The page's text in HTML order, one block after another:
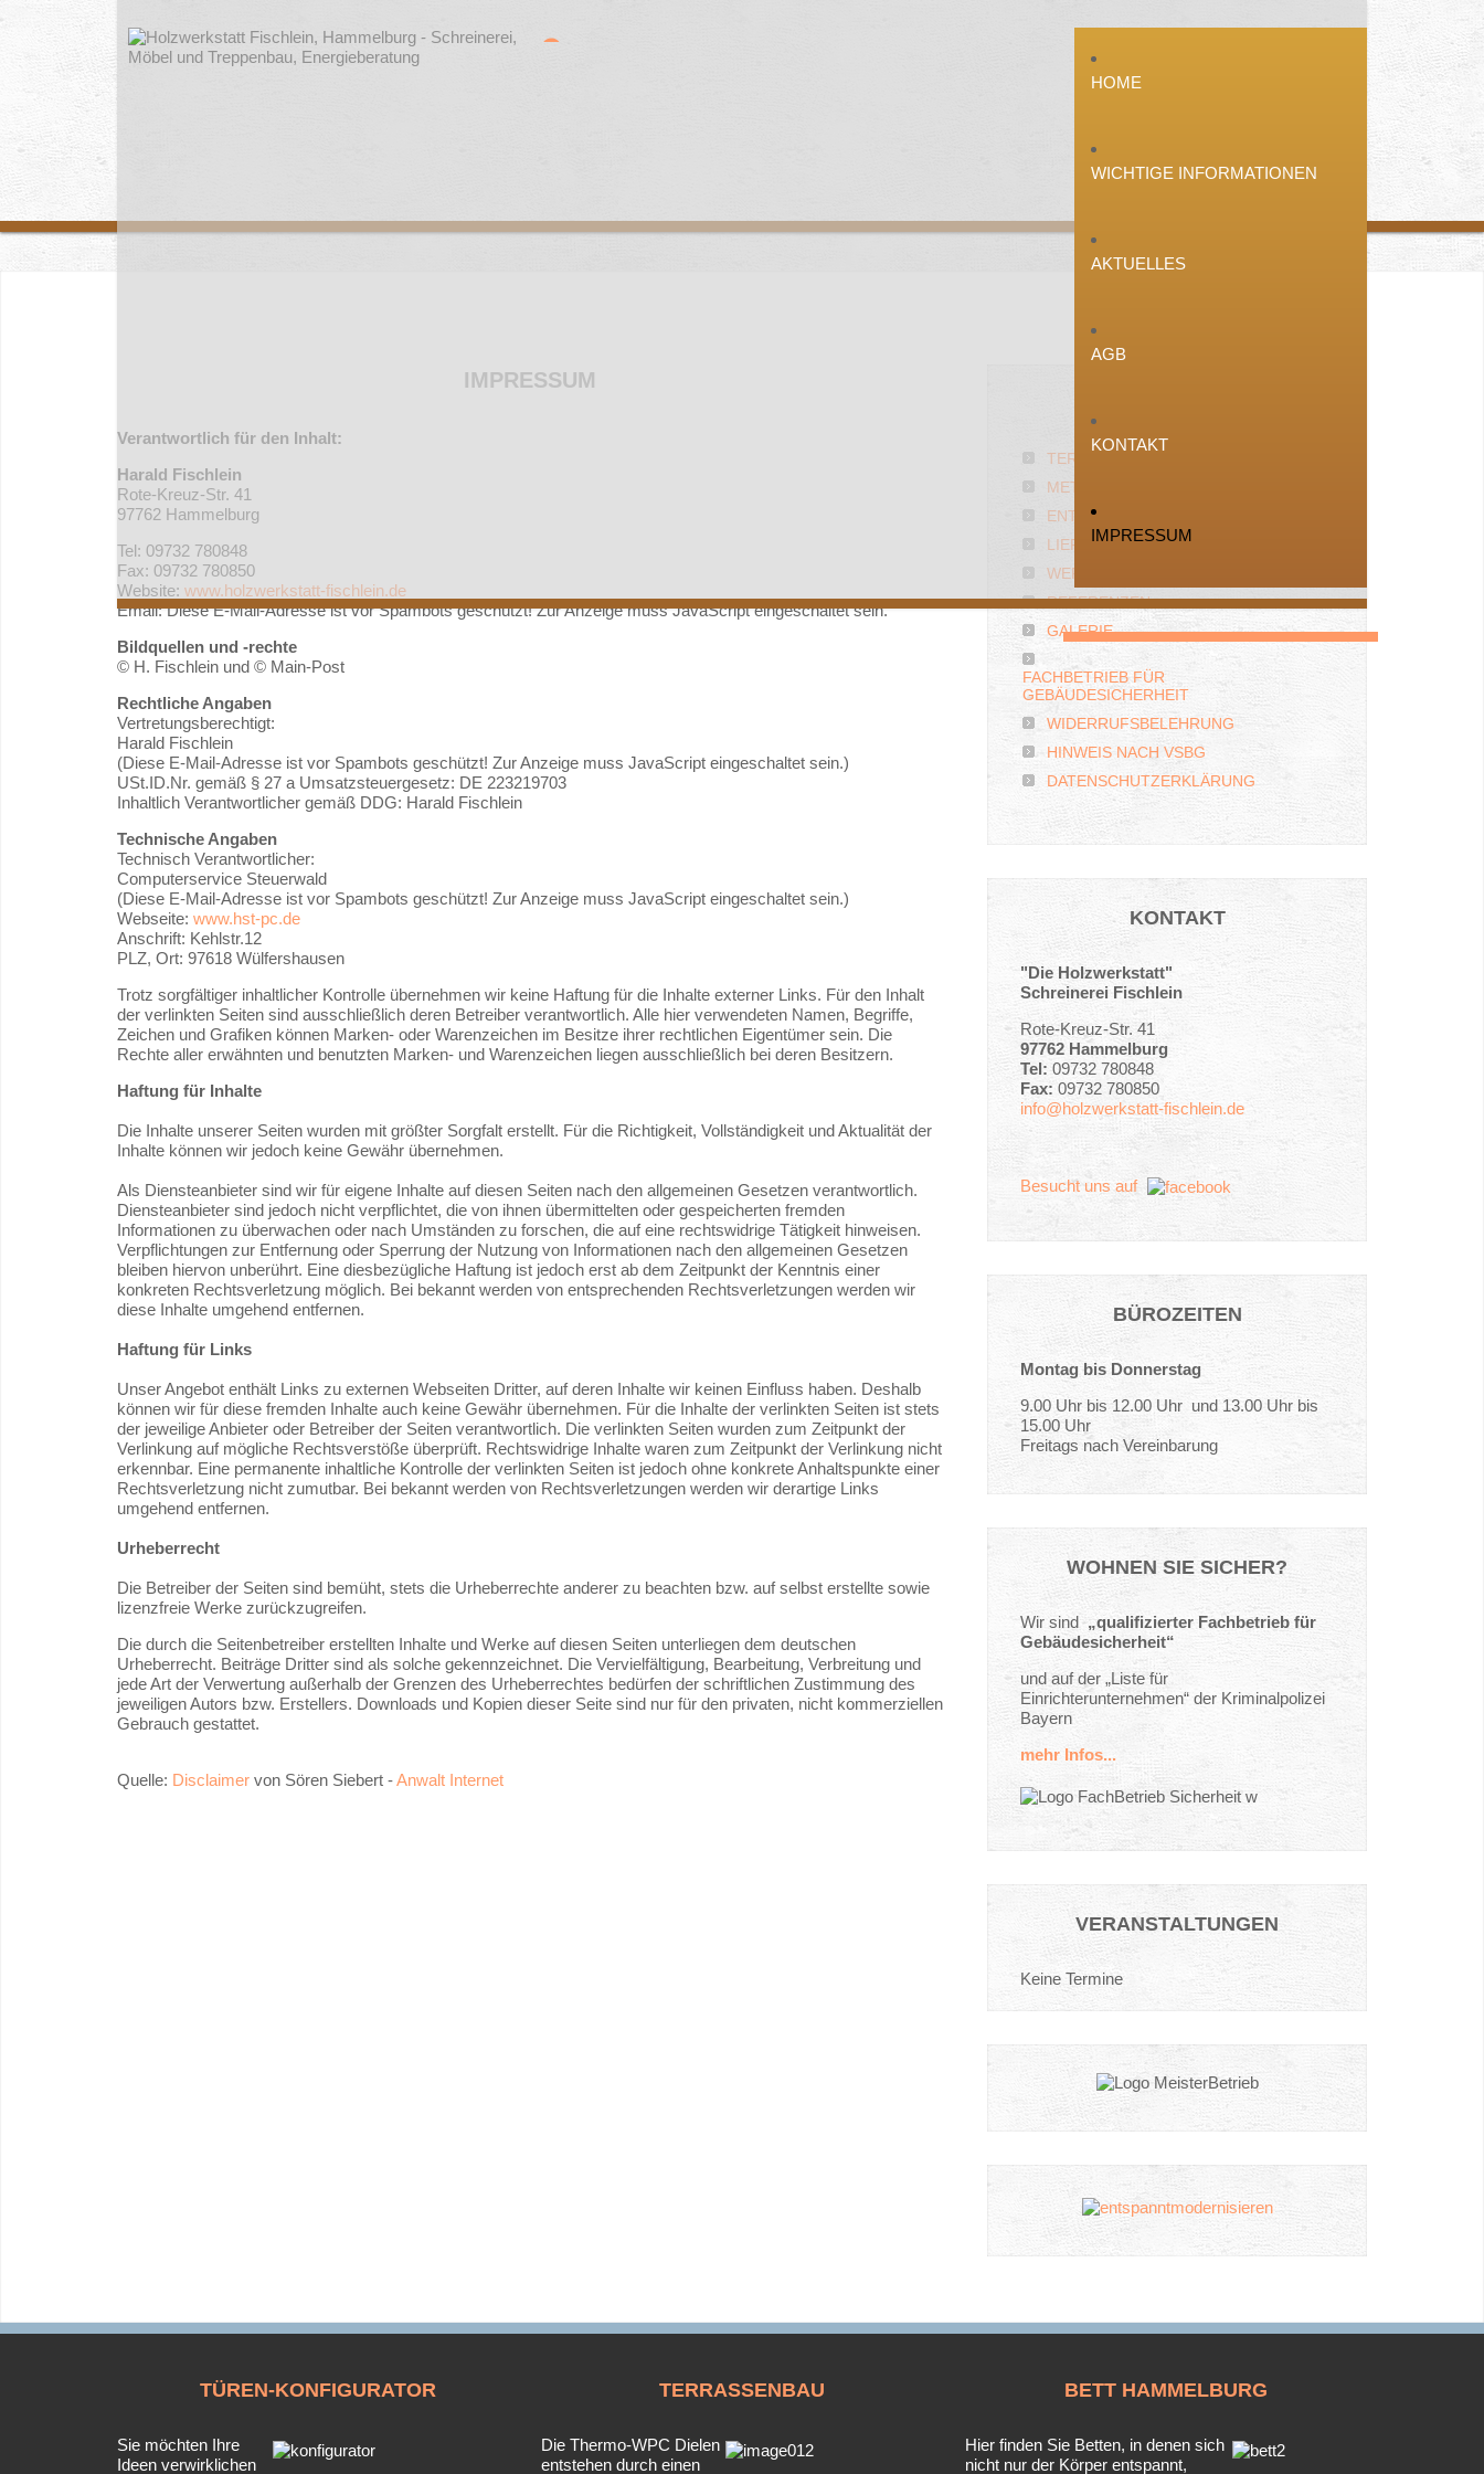
HOME
WICHTIGE INFORMATIONEN
AKTUELLES
AGB
KONTAKT
IMPRESSUM
IMPRESSUM
Verantwortlich für den Inhalt:
Harald Fischlein
Rote-Kreuz-Str. 41
97762 Hammelburg
Tel: 09732 780848
Fax: 09732 780850
Website: www.holzwerkstatt-fischlein.de
Email:Diese E-Mail-Adresse ist vor Spambots geschützt! Zur Anzeige muss JavaScript eingeschaltet sein.
Bildquellen und -rechte
© H. Fischlein und © Main-Post
Rechtliche Angaben
Vertretungsberechtigt:
Harald Fischlein
(Diese E-Mail-Adresse ist vor Spambots geschützt! Zur Anzeige muss JavaScript eingeschaltet sein.)
USt.ID.Nr. gemäß § 27 a Umsatzsteuergesetz: DE 223219703
Inhaltlich Verantwortlicher gemäß DDG: Harald Fischlein
Technische Angaben
Technisch Verantwortlicher:
Computerservice Steuerwald
(Diese E-Mail-Adresse ist vor Spambots geschützt! Zur Anzeige muss JavaScript eingeschaltet sein.)
Webseite: www.hst-pc.de
Anschrift: Kehlstr.12
PLZ, Ort: 97618 Wülfershausen
Trotz sorgfältiger inhaltlicher Kontrolle übernehmen wir keine Haftung für die Inhalte externer Links. Für den Inhalt
der verlinkten Seiten sind ausschließlich deren Betreiber verantwortlich. Alle hier verwendeten Namen, Begriffe,
Zeichen und Grafiken können Marken- oder Warenzeichen im Besitze ihrer rechtlichen Eigentümer sein. Die
Rechte aller erwähnten und benutzten Marken- und Warenzeichen liegen ausschließlich bei deren Besitzern.
Haftung für Inhalte
Die Inhalte unserer Seiten wurden mit größter Sorgfalt erstellt. Für die Richtigkeit, Vollständigkeit und Aktualität der
Inhalte können wir jedoch keine Gewähr übernehmen.
Als Diensteanbieter sind wir für eigene Inhalte auf diesen Seiten nach den allgemeinen Gesetzen verantwortlich.
Diensteanbieter sind jedoch nicht verpflichtet, die von ihnen übermittelten oder gespeicherten fremden
Informationen zu überwachen oder nach Umständen zu forschen, die auf eine rechtswidrige Tätigkeit hinweisen.
Verpflichtungen zur Entfernung oder Sperrung der Nutzung von Informationen nach den allgemeinen Gesetzen
bleiben hiervon unberührt. Eine diesbezügliche Haftung ist jedoch erst ab dem Zeitpunkt der Kenntnis einer
konkreten Rechtsverletzung möglich. Bei bekannt werden von entsprechenden Rechtsverletzungen werden wir
diese Inhalte umgehend entfernen.
Haftung für Links
Unser Angebot enthält Links zu externen Webseiten Dritter, auf deren Inhalte wir keinen Einfluss haben. Deshalb
können wir für diese fremden Inhalte auch keine Gewähr übernehmen. Für die Inhalte der verlinkten Seiten ist stets
der jeweilige Anbieter oder Betreiber der Seiten verantwortlich. Die verlinkten Seiten wurden zum Zeitpunkt der
Verlinkung auf mögliche Rechtsverstöße überprüft. Rechtswidrige Inhalte waren zum Zeitpunkt der Verlinkung nicht
erkennbar. Eine permanente inhaltliche Kontrolle der verlinkten Seiten ist jedoch ohne konkrete Anhaltspunkte einer
Rechtsverletzung nicht zumutbar. Bei bekannt werden von Rechtsverletzungen werden wir derartige Links
umgehend entfernen.
Urheberrecht
Die Betreiber der Seiten sind bemüht, stets die Urheberrechte anderer zu beachten bzw. auf selbst erstellte sowie
lizenzfreie Werke zurückzugreifen.
Die durch die Seitenbetreiber erstellten Inhalte und Werke auf diesen Seiten unterliegen dem deutschen
Urheberrecht. Beiträge Dritter sind als solche gekennzeichnet. Die Vervielfältigung, Bearbeitung, Verbreitung und
jede Art der Verwertung außerhalb der Grenzen des Urheberrechtes bedürfen der schriftlichen Zustimmung des
jeweiligen Autors bzw. Erstellers. Downloads und Kopien dieser Seite sind nur für den privaten, nicht kommerziellen
Gebrauch gestattet.
Quelle: Disclaimer von Sören Siebert -Anwalt Internet
TERRASSENBAU
METALLFREIE BETTEN
ENTSPANNT MODERNISIEREN
LIEFERANTEN
WERKSTOFFE
REFERENZEN
GALERIE
FACHBETRIEB FÜR
GEBÄUDESICHERHEIT
WIDERRUFSBELEHRUNG
HINWEIS NACH VSBG
DATENSCHUTZERKLÄRUNG
KONTAKT
"Die Holzwerkstatt"
Schreinerei Fischlein
Rote-Kreuz-Str. 41
97762 Hammelburg
Tel: 09732 780848
Fax: 09732 780850
info@holzwerkstatt-fischlein.de
Besucht uns auf
BÜROZEITEN
Montag bis Donnerstag
9.00 Uhr bis 12.00 Uhr und 13.00 Uhr bis
15.00 Uhr
Freitags nach Vereinbarung
WOHNEN SIE SICHER?
Wir sind„qualifizierter Fachbetrieb für
Gebäudesicherheit“
und auf der „Liste für
Einrichterunternehmen“ der Kriminalpolizei
Bayern
mehr Infos...
VERANSTALTUNGEN
Keine Termine
TÜREN-KONFIGURATOR
Sie möchten Ihre
Ideen verwirklichen
TERRASSENBAU
Die Thermo-WPC Dielen
entstehen durch einen
BETT HAMMELBURG
Hier finden Sie Betten, in denen sich
nicht nur der Körper entspannt,